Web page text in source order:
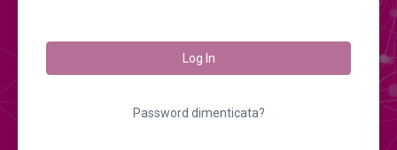
Log In
Password dimenticata?